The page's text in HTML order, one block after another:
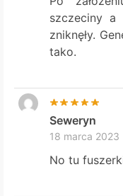
szczeciny a
zniknęły.
tako.
Seweryn
18 marca 2023
No tu